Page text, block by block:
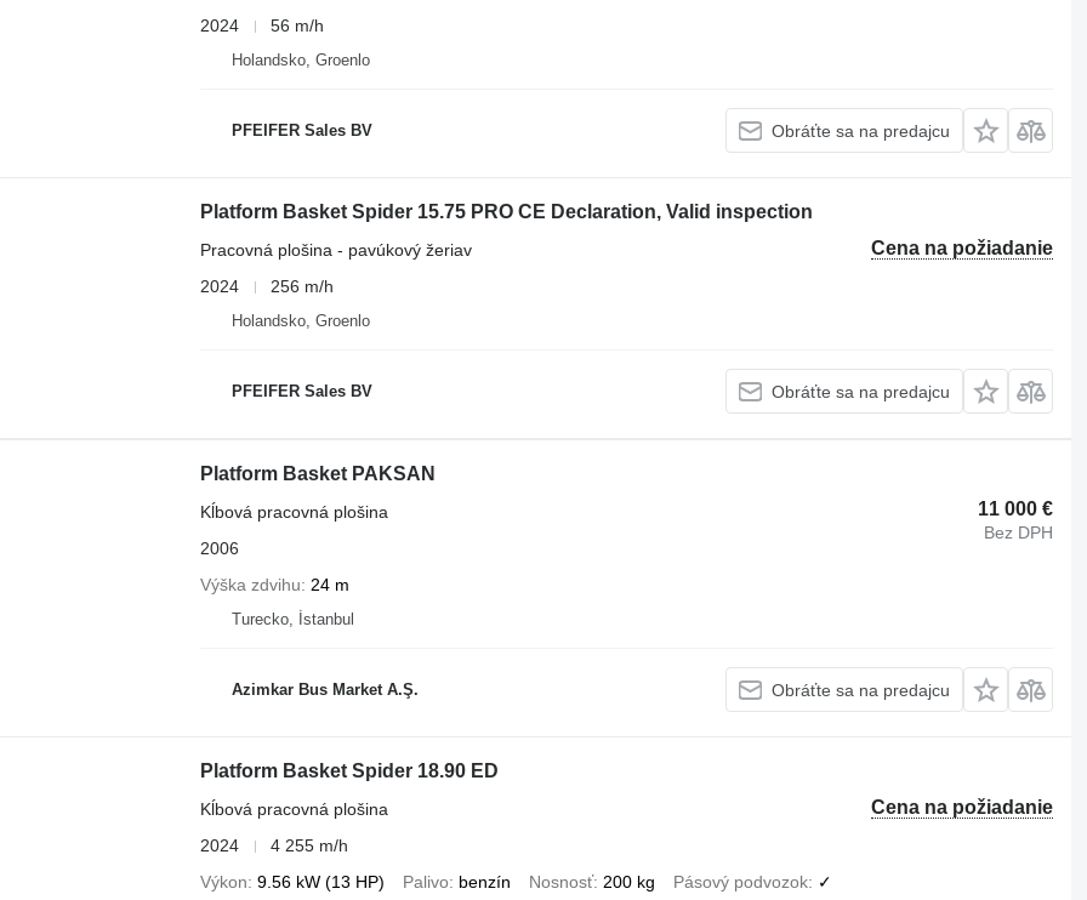
2024
56 m/h
Holandsko, Groenlo
PFEIFER Sales BV Obráťte sa na predajcu
Platform Basket Spider 15.75 PRO CE Declaration, Valid inspection
Cena na požiadanie
Pracovná plošina - pavúkový žeriav
2024
256 m/h
Holandsko, Groenlo
PFEIFER Sales BV Obráťte sa na predajcu
Platform Basket PAKSAN
11 000 €
Bez DPH
Kĺbová pracovná plošina
2006
Výška zdvihu
24 m
Turecko, İstanbul
Azimkar Bus Market A.Ş. Obráťte sa na predajcu
Platform Basket Spider 18.90 ED
Cena na požiadanie
Kĺbová pracovná plošina
2024
4 255 m/h
Výkon 9.56 kW (13 HP) Palivo benzín Nosnosť 200 kg Pásový podvozok
✓